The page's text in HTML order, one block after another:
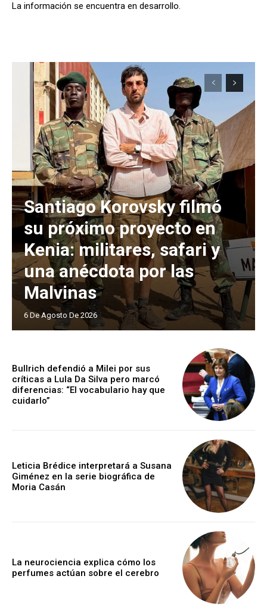
La información se encuentra en desarrollo.
Santiago Korovsky filmó
su próximo proyecto en
Kenia: militares, safari y
una anécdota por las
Malvinas
6 De Agosto De 2026
Bullrich defendió a Milei por sus
críticas a Lula Da Silva pero marcó
diferencias: “El vocabulario hay que
cuidarlo”
Leticia Brédice interpretará a Susana
Giménez en la serie biográfica de
Moria Casán
La neurociencia explica cómo los
perfumes actúan sobre el cerebro